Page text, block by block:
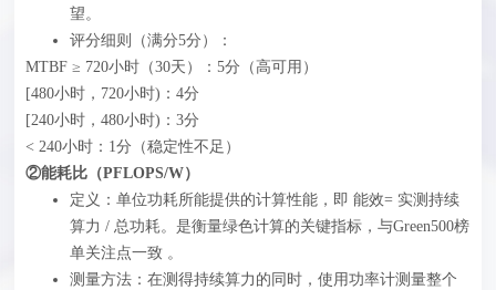
望。
评分细则（满分5分）‍：
MTBF ≥ 720小时（30天）：5分（高可用）
[480小时，720小时)：4分
[240小时，480小时)：3分
< 240小时：1分（稳定性不足）
②能耗比（PFLOPS/W）
定义：单位功耗所能提供的计算性能，即 能效= 实测持续
算力 / 总功耗。是衡量绿色计算的关键指标，与Green500榜
单关注点一致 。
测量方法：在测得持续算力的同时，使用功率计测量整个